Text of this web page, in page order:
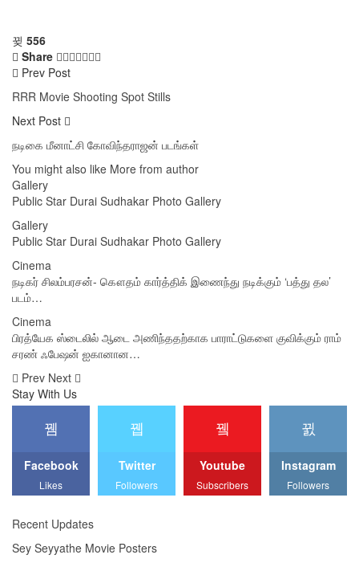
556
Share
Prev Post
RRR Movie Shooting Spot Stills
Next Post
நடிகை மீனாட்சி கோவிந்தராஜன் படங்கள்
You might also like More from author
Gallery
Public Star Durai Sudhakar Photo Gallery
Gallery
Public Star Durai Sudhakar Photo Gallery
Cinema
நடிகர் சிலம்பரசன்- கௌதம் கார்த்திக் இணைந்து நடிக்கும் ‘பத்து தல’
படம்…
Cinema
பிரத்யேக ஸ்டைலில் ஆடை அணிந்ததற்காக பாராட்டுகளை குவிக்கும் ராம்
சரண் ஃபேஷன் ஐகானான…
Prev Next
Stay With Us
Facebook
Likes
Twitter
Followers
Youtube
Subscribers
Instagram
Followers
Recent Updates
Sey Seyyathe Movie Posters